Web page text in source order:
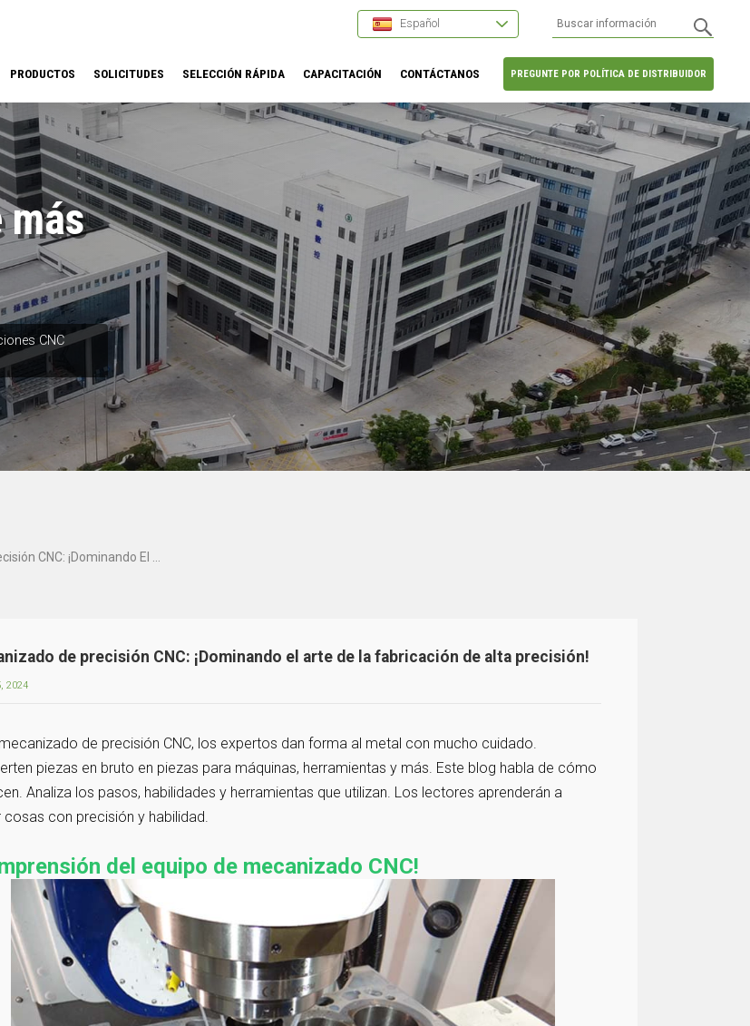
Español
PREGUNTE POR POLÍTICA DE DISTRIBUIDOR
PRODUCTOS SOLICITUDES SELECCIÓN RÁPIDA CAPACITACIÓN CONTÁCTANOS
más
CNC
Mecanizado De Precisión CNC: ¡Dominando El Arte De La Fabricación De Alta Precisión!
de precisión CNC: ¡Dominando el arte de la fabricación de alta precisión!
2024
de precisión CNC, los expertos dan forma al metal con mucho cuidado.
piezas en bruto en piezas para máquinas, herramientas y más. Este blog habla de cómo
Analiza los pasos, habilidades y herramientas que utilizan. Los lectores aprenderán a
cosas con precisión y habilidad.
del equipo de mecanizado CNC!